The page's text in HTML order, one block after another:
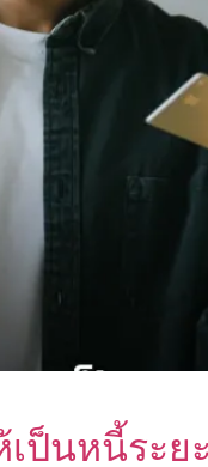
ป็นหนี้ระย